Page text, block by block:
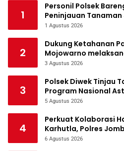
1
Personil Polsek
Peninjauan
Ketahanan Pangan
1 Agustus 2026
2
Dukung Ketahanan
Mojowarno
Tanaman Jagung
3 Agustus 2026
3
Polsek Diwek Tinjau
Program Nasional
5 Agustus 2026
4
Perkuat Kolaborasi
Karhutla, Polres
Bencana
6 Agustus 2026